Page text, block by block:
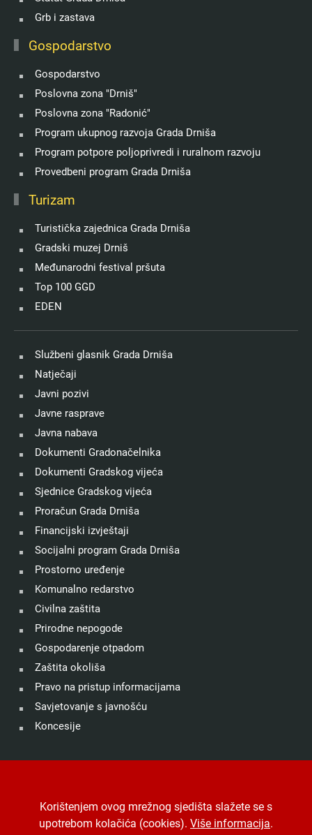
Grb i zastava
Gospodarstvo
Gospodarstvo
Poslovna zona "Drniš"
Poslovna zona "Radonić"
Program ukupnog razvoja Grada Drniša
Program potpore poljoprivredi i ruralnom razvoju
Provedbeni program Grada Drniša
Turizam
Turistička zajednica Grada Drniša
Gradski muzej Drniš
Međunarodni festival pršuta
Top 100 GGD
EDEN
Službeni glasnik Grada Drniša
Natječaji
Javni pozivi
Javne rasprave
Javna nabava
Dokumenti Gradonačelnika
Dokumenti Gradskog vijeća
Sjednice Gradskog vijeća
Proračun Grada Drniša
Financijski izvještaji
Socijalni program Grada Drniša
Prostorno uređenje
Komunalno redarstvo
Civilna zaštita
Prirodne nepogode
Gospodarenje otpadom
Zaštita okoliša
Pravo na pristup informacijama
Savjetovanje s javnošću
Koncesije
Digitalna pristupačnost.Jedinstveni digitalni pristupnik
Izrada, hosting i održavanjeDesk.hr.
Korištenjem ovog mrežnog sjedišta slažete se s
upotrebom kolačića (cookies). Više informacija.